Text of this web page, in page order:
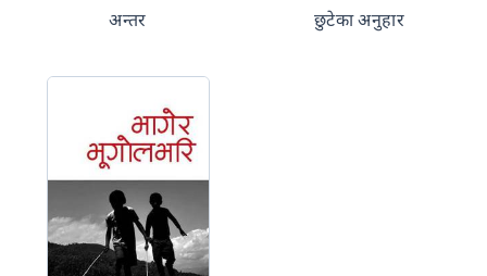
अन्तर छुटेका अनुहार